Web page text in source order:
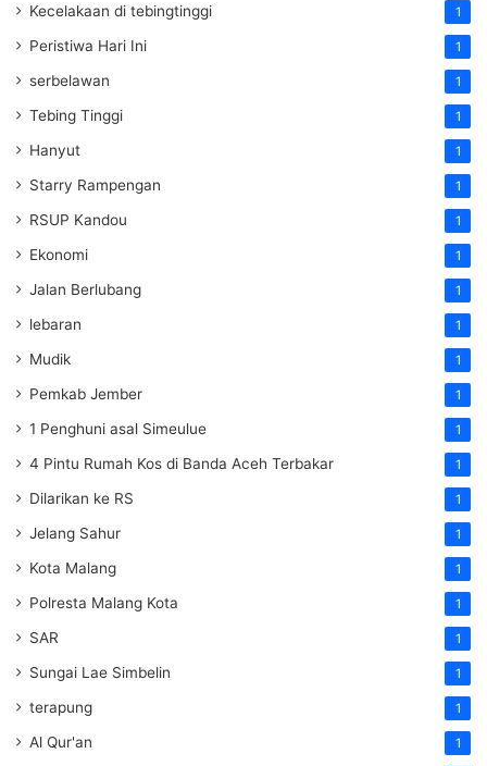
Kecelakaan di tebingtinggi 1
Peristiwa Hari Ini 1
serbelawan 1
Tebing Tinggi 1
Hanyut 1
Starry Rampengan 1
RSUP Kandou 1
Ekonomi 1
Jalan Berlubang 1
lebaran 1
Mudik 1
Pemkab Jember 1
1 Penghuni asal Simeulue 1
4 Pintu Rumah Kos di Banda Aceh Terbakar 1
Dilarikan ke RS 1
Jelang Sahur 1
Kota Malang 1
Polresta Malang Kota 1
SAR 1
Sungai Lae Simbelin 1
terapung 1
Al Qur'an 1